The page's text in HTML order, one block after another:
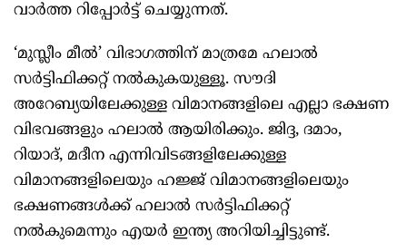
വാര്‍ത്ത റിപ്പോര്‍ട്ട് ചെയ്യുന്നത്.
‘മുസ്ലീം മീല്‍’ വിഭാഗത്തിന് മാത്രമേ ഹലാല്‍
സര്‍ട്ടിഫിക്കറ്റ് നല്‍കുകയുള്ളൂ. സൗദി
അറേബ്യയിലേക്കുള്ള വിമാനങ്ങളിലെ എല്ലാ ഭക്ഷണ
വിഭവങ്ങളും ഹലാല്‍ ആയിരിക്കും. ജിദ്ദ, ദമാം,
റിയാദ്, മദീന എന്നിവിടങ്ങളിലേക്കുള്ള
വിമാനങ്ങളിലെയും ഹജ്ജ് വിമാനങ്ങളിലെയും
ഭക്ഷണങ്ങള്‍ക്ക് ഹലാല്‍ സര്‍ട്ടിഫിക്കറ്റ്
നല്‍കുമെന്നും എയര്‍ ഇന്ത്യ അറിയിച്ചിട്ടുണ്ട്.